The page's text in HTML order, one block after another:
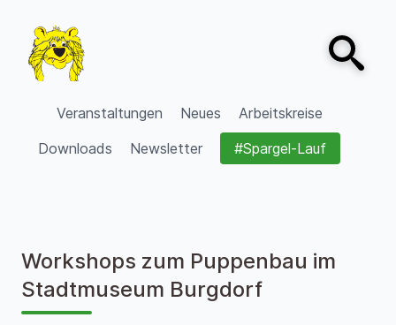
VVV Burgdorf
Veranstaltungen Neues
Arbeitskreise
Downloads
Newsletter #Spargel-Lauf
Open
Workshops zum Puppenbau im
Stadtmuseum Burgdorf